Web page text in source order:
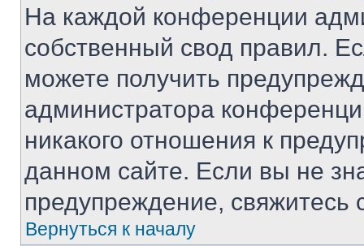
На каждой конференции
собственный свод правил.
можете получить
администратора
никакого отношения к
данном сайте. Если вы не
предупреждение,
Вернуться к началу